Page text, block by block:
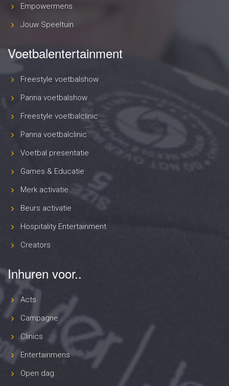
Empowermens
Jouw Speeltuin
Voetbalentertainment
Freestyle voetbalshow
Panna voetbalshow
Freestyle voetbalclinic
Panna voetbalclinic
Voetbal presentatie
Games & Educatie
Merk activatie
Beurs activatie
Hospitality Entertainment
Creators
Inhuren voor..
Acts
Campagne
Clinics
Entertainmens
Open dag